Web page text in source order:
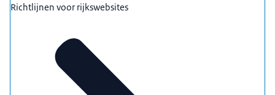
Richtlijnen voor rijkswebsites